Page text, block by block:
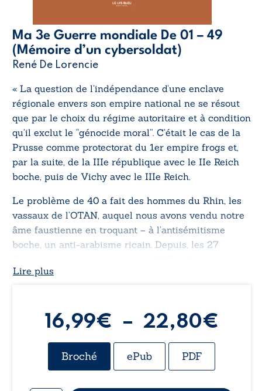
Ma 3e Guerre mondiale De 01 – 49
(Mémoire d’un cybersoldat)
René De Lorencie
« La question de l’indépendance d’une enclave
régionale envers son empire national ne se résout
que par le choix du régime autoritaire et à condition
qu’il exclut le “génocide moral”. C’était le cas de la
Prusse comme protectorat du 1er empire frogs et,
par la suite, de la IIIe république avec le IIe Reich
boche, puis de Vichy avec le IIIe Reich.
Le problème de 40 a fait des hommes du Rhin, les
vassaux de l’OTAN, auquel nous avons vendu notre
âme faustienne en troquant – à l’antisémitisme
boche, un anti-arabisme ricain. Depuis, les 27
l’empire ricain.
d’identité nationale. »
Lire plus
16,99€ – 22,80€
Broché ePub PDF